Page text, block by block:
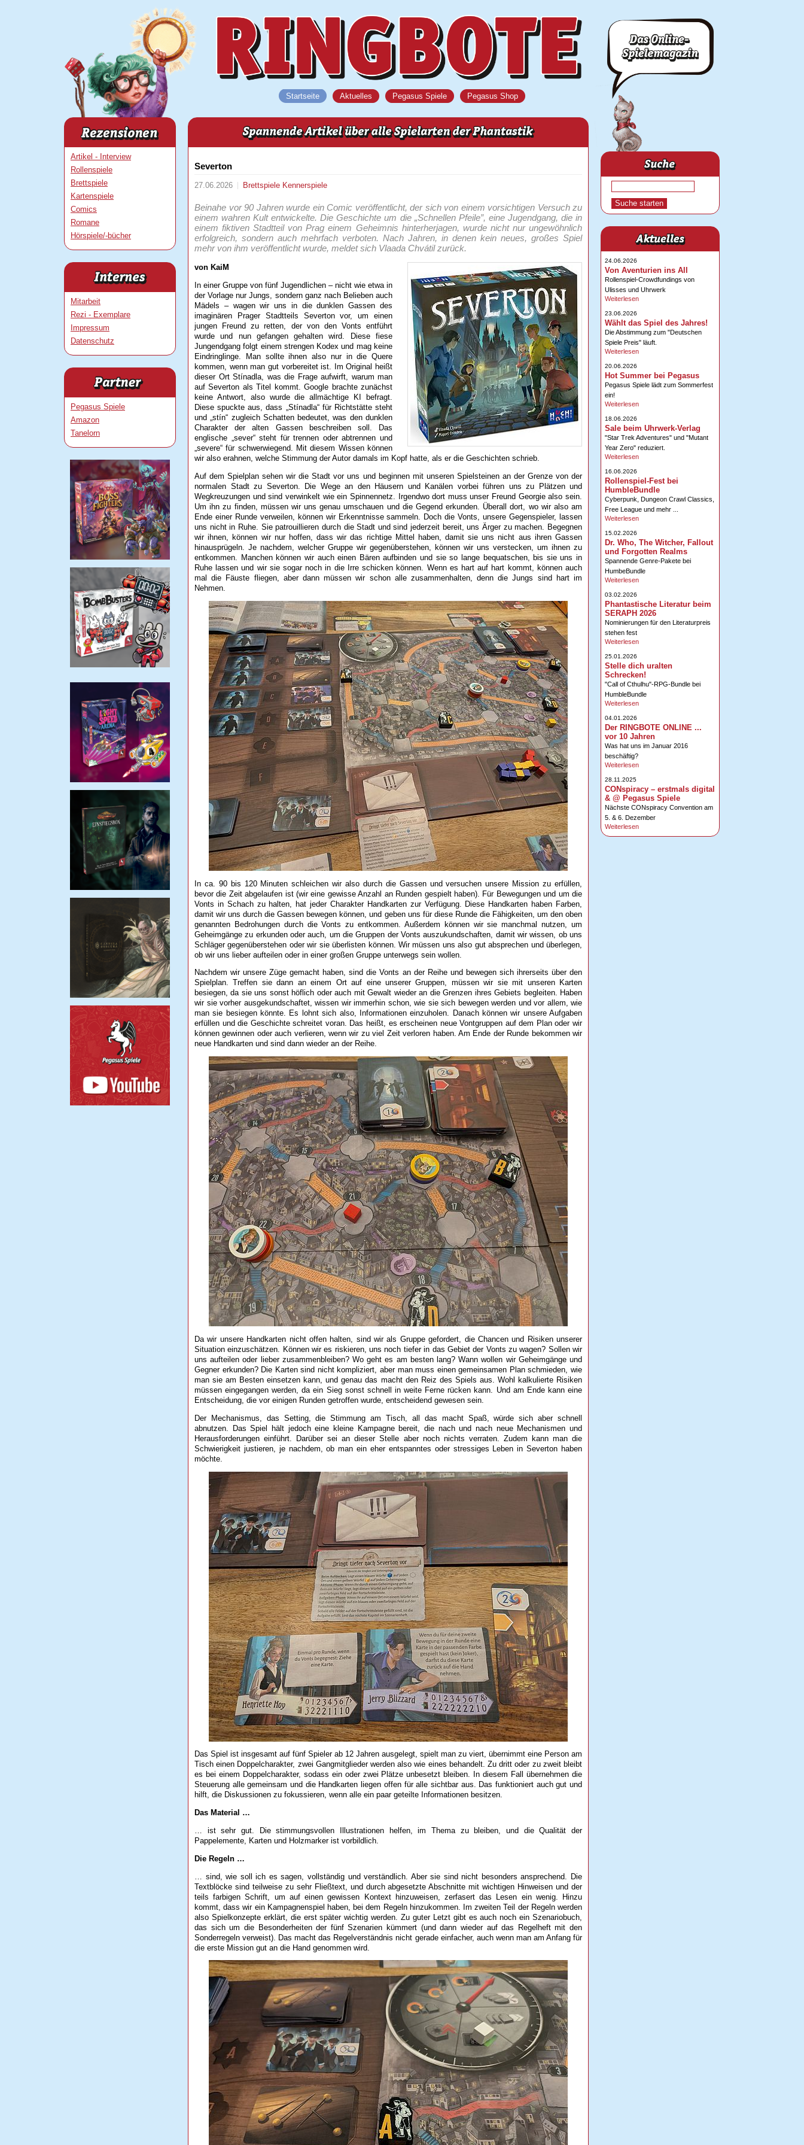
Startseite Aktuelles Pegasus Spiele Pegasus Shop
Artikel - Interview
Rollenspiele
Brettspiele
Kartenspiele
Comics
Romane
Hörspiele/-bücher
Mitarbeit
Rezi - Exemplare
Impressum
Datenschutz
Pegasus Spiele
Amazon
Tanelorn
Severton
27.06.2026 Brettspiele Kennerspiele
Beinahe vor 90 Jahren wurde ein Comic veröffentlicht, der sich von einem vorsichtigen Versuch zu
einem wahren Kult entwickelte. Die Geschichte um die „Schnellen Pfeile”, eine Jugendgang, die in
einem fiktiven Stadtteil von Prag einem Geheimnis hinterherjagen, wurde nicht nur ungewöhnlich
erfolgreich, sondern auch mehrfach verboten. Nach Jahren, in denen kein neues, großes Spiel
mehr von ihm veröffentlicht wurde, meldet sich Vlaada Chvátil zurück.
von KaiM
In einer Gruppe von fünf Jugendlichen – nicht wie etwa in
der Vorlage nur Jungs, sondern ganz nach Belieben auch
Mädels – wagen wir uns in die dunklen Gassen des
imaginären Prager Stadtteils Severton vor, um einen
jungen Freund zu retten, der von den Vonts entführt
wurde und nun gefangen gehalten wird. Diese fiese
Jungendgang folgt einem strengen Kodex und mag keine
Eindringlinge. Man sollte ihnen also nur in die Quere
kommen, wenn man gut vorbereitet ist. Im Original heißt
dieser Ort Stínadla, was die Frage aufwirft, warum man
auf Severton als Titel kommt. Google brachte zunächst
keine Antwort, also wurde die allmächtige KI befragt.
Diese spuckte aus, dass „Stínadla“ für Richtstätte steht
und „stín“ zugleich Schatten bedeutet, was den dunklen
Charakter der alten Gassen beschreiben soll. Das
englische „sever“ steht für trennen oder abtrennen und
„severe“ für schwerwiegend. Mit diesem Wissen können
wir also erahnen, welche Stimmung der Autor damals im Kopf hatte, als er die Geschichten schrieb.
Auf dem Spielplan sehen wir die Stadt vor uns und beginnen mit unseren Spielsteinen an der Grenze von der
normalen Stadt zu Severton. Die Wege an den Häusern und Kanälen vorbei führen uns zu Plätzen und
Wegkreuzungen und sind verwinkelt wie ein Spinnennetz. Irgendwo dort muss unser Freund Georgie also sein.
Um ihn zu finden, müssen wir uns genau umschauen und die Gegend erkunden. Überall dort, wo wir also am
Ende einer Runde verweilen, können wir Erkenntnisse sammeln. Doch die Vonts, unsere Gegenspieler, lassen
uns nicht in Ruhe. Sie patrouillieren durch die Stadt und sind jederzeit bereit, uns Ärger zu machen. Begegnen
wir ihnen, können wir nur hoffen, dass wir das richtige Mittel haben, damit sie uns nicht aus ihren Gassen
hinausprügeln. Je nachdem, welcher Gruppe wir gegenüberstehen, können wir uns verstecken, um ihnen zu
entkommen. Manchen können wir auch einen Bären aufbinden und sie so lange bequatschen, bis sie uns in
Ruhe lassen und wir sie sogar noch in die Irre schicken können. Wenn es hart auf hart kommt, können auch
mal die Fäuste fliegen, aber dann müssen wir schon alle zusammenhalten, denn die Jungs sind hart im
Nehmen.
In ca. 90 bis 120 Minuten schleichen wir also durch die Gassen und versuchen unsere Mission zu erfüllen,
bevor die Zeit abgelaufen ist (wir eine gewisse Anzahl an Runden gespielt haben). Für Bewegungen und um die
Vonts in Schach zu halten, hat jeder Charakter Handkarten zur Verfügung. Diese Handkarten haben Farben,
damit wir uns durch die Gassen bewegen können, und geben uns für diese Runde die Fähigkeiten, um den oben
genannten Bedrohungen durch die Vonts zu entkommen. Außerdem können wir sie manchmal nutzen, um
Geheimgänge zu erkunden oder auch, um die Gruppen der Vonts auszukundschaften, damit wir wissen, ob uns
Schläger gegenüberstehen oder wir sie überlisten können. Wir müssen uns also gut absprechen und überlegen,
ob wir uns lieber aufteilen oder in einer großen Gruppe unterwegs sein wollen.
Nachdem wir unsere Züge gemacht haben, sind die Vonts an der Reihe und bewegen sich ihrerseits über den
Spielplan. Treffen sie dann an einem Ort auf eine unserer Gruppen, müssen wir sie mit unseren Karten
besiegen, da sie uns sonst höflich oder auch mit Gewalt wieder an die Grenzen ihres Gebiets begleiten. Haben
wir sie vorher ausgekundschaftet, wissen wir immerhin schon, wie sie sich bewegen werden und vor allem, wie
man sie besiegen könnte. Es lohnt sich also, Informationen einzuholen. Danach können wir unsere Aufgaben
erfüllen und die Geschichte schreitet voran. Das heißt, es erscheinen neue Vontgruppen auf dem Plan oder wir
können gewinnen oder auch verlieren, wenn wir zu viel Zeit verloren haben. Am Ende der Runde bekommen wir
neue Handkarten und sind dann wieder an der Reihe.
Da wir unsere Handkarten nicht offen halten, sind wir als Gruppe gefordert, die Chancen und Risiken unserer
Situation einzuschätzen. Können wir es riskieren, uns noch tiefer in das Gebiet der Vonts zu wagen? Sollen wir
uns aufteilen oder lieber zusammenbleiben? Wo geht es am besten lang? Wann wollen wir Geheimgänge und
Gegner erkunden? Die Karten sind nicht kompliziert, aber man muss einen gemeinsamen Plan schmieden, wie
man sie am Besten einsetzen kann, und genau das macht den Reiz des Spiels aus. Wohl kalkulierte Risiken
müssen eingegangen werden, da ein Sieg sonst schnell in weite Ferne rücken kann. Und am Ende kann eine
Entscheidung, die vor einigen Runden getroffen wurde, entscheidend gewesen sein.
Der Mechanismus, das Setting, die Stimmung am Tisch, all das macht Spaß, würde sich aber schnell
abnutzen. Das Spiel hält jedoch eine kleine Kampagne bereit, die nach und nach neue Mechanismen und
Herausforderungen einführt. Darüber sei an dieser Stelle aber noch nichts verraten. Zudem kann man die
Schwierigkeit justieren, je nachdem, ob man ein eher entspanntes oder stressiges Leben in Severton haben
möchte.
Das Spiel ist insgesamt auf fünf Spieler ab 12 Jahren ausgelegt, spielt man zu viert, übernimmt eine Person am
Tisch einen Doppelcharakter, zwei Gangmitglieder werden also wie eines behandelt. Zu dritt oder zu zweit bleibt
es bei einem Doppelcharakter, sodass ein oder zwei Plätze unbesetzt bleiben. In diesem Fall übernehmen die
Steuerung alle gemeinsam und die Handkarten liegen offen für alle sichtbar aus. Das funktioniert auch gut und
hilft, die Diskussionen zu fokussieren, wenn alle ein paar geteilte Informationen besitzen.
Das Material …
… ist sehr gut. Die stimmungsvollen Illustrationen helfen, im Thema zu bleiben, und die Qualität der
Pappelemente, Karten und Holzmarker ist vorbildlich.
Die Regeln …
… sind, wie soll ich es sagen, vollständig und verständlich. Aber sie sind nicht besonders ansprechend. Die
Textblöcke sind teilweise zu sehr Fließtext, und durch abgesetzte Abschnitte mit wichtigen Hinweisen und der
teils farbigen Schrift, um auf einen gewissen Kontext hinzuweisen, zerfasert das Lesen ein wenig. Hinzu
kommt, dass wir ein Kampagnenspiel haben, bei dem Regeln hinzukommen. Im zweiten Teil der Regeln werden
also Spielkonzepte erklärt, die erst später wichtig werden. Zu guter Letzt gibt es auch noch ein Szenariobuch,
das sich um die Besonderheiten der fünf Szenarien kümmert (und dann wieder auf das Regelheft mit den
Sonderregeln verweist). Das macht das Regelverständnis nicht gerade einfacher, auch wenn man am Anfang für
die erste Mission gut an die Hand genommen wird.
24.06.2026
Von Aventurien ins All
Rollenspiel-Crowdfundings von
Ulisses und Uhrwerk
Weiterlesen
23.06.2026
Wählt das Spiel des Jahres!
Die Abstimmung zum "Deutschen
Spiele Preis" läuft.
Weiterlesen
20.06.2026
Hot Summer bei Pegasus
Pegasus Spiele lädt zum Sommerfest
ein!
Weiterlesen
18.06.2026
Sale beim Uhrwerk-Verlag
"Star Trek Adventures" und "Mutant
Year Zero" reduziert.
Weiterlesen
16.06.2026
Rollenspiel-Fest bei
HumbleBundle
Cyberpunk, Dungeon Crawl Classics,
Free League und mehr ...
Weiterlesen
15.02.2026
Dr. Who, The Witcher, Fallout
und Forgotten Realms
Spannende Genre-Pakete bei
HumbeBundle
Weiterlesen
03.02.2026
Phantastische Literatur beim
SERAPH 2026
Nominierungen für den Literaturpreis
stehen fest
Weiterlesen
25.01.2026
Stelle dich uralten
Schrecken!
"Call of Cthulhu"-RPG-Bundle bei
HumbleBundle
Weiterlesen
04.01.2026
Der RINGBOTE ONLINE ...
vor 10 Jahren
Was hat uns im Januar 2016
beschäftig?
Weiterlesen
28.11.2025
CONspiracy – erstmals digital
& @ Pegasus Spiele
Nächste CONspiracy Convention am
5. & 6. Dezember
Weiterlesen